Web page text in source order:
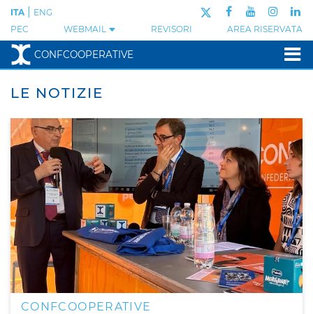
PEC WEBMAIL REVISORI AREA RISERVATA
ITA ENG
CONFCOOPERATIVE
LE NOTIZIE
CONFCOOPERATIVE